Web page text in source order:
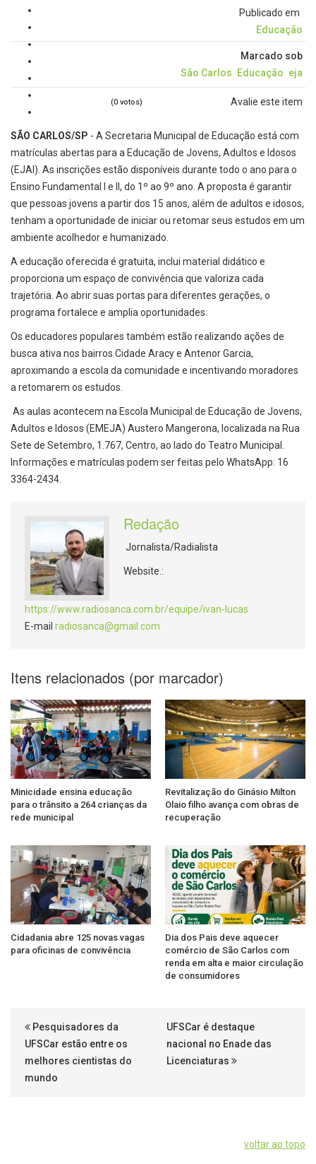
Publicado em
Educação
Marcado sob
São Carlos
Educação eja
Avalie este item
(0 votos)
SÃO CARLOS/SP - A Secretaria Municipal de Educação está com
matrículas abertas para a Educação de Jovens, Adultos e Idosos
(EJAI). As inscrições estão disponíveis durante todo o ano para o
Ensino Fundamental I e II, do 1º ao 9º ano. A proposta é garantir
que pessoas jovens a partir dos 15 anos, além de adultos e idosos,
tenham a oportunidade de iniciar ou retomar seus estudos em um
ambiente acolhedor e humanizado.
A educação oferecida é gratuita, inclui material didático e
proporciona um espaço de convivência que valoriza cada
trajetória. Ao abrir suas portas para diferentes gerações, o
programa fortalece e amplia oportunidades.
Os educadores populares também estão realizando ações de
busca ativa nos bairros Cidade Aracy e Antenor Garcia,
aproximando a escola da comunidade e incentivando moradores
a retomarem os estudos.
As aulas acontecem na Escola Municipal de Educação de Jovens,
Adultos e Idosos (EMEJA) Austero Mangerona, localizada na Rua
Sete de Setembro, 1.767, Centro, ao lado do Teatro Municipal.
Informações e matrículas podem ser feitas pelo WhatsApp: 16
3364-2434.
Redação
Jornalista/Radialista
Website.:
https://www.radiosanca.com.br/equipe/ivan-lucas
E-mail radiosanca@gmail.com
Itens relacionados (por marcador)
Minicidade ensina educação
para o trânsito a 264 crianças da
rede municipal
Revitalização do Ginásio Milton
Olaio filho avança com obras de
recuperação
Cidadania abre 125 novas vagas
para oficinas de convivência
Dia dos Pais deve aquecer
comércio de São Carlos com
renda em alta e maior circulação
de consumidores
Pesquisadores da
UFSCar estão entre os
melhores cientistas do
mundo
UFSCar é destaque
nacional no Enade das
Licenciaturas
voltar ao topo